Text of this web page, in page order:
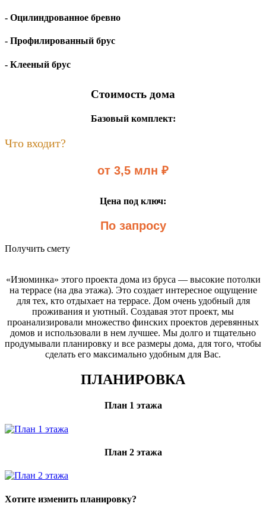
- Оцилиндрованное бревно
- Профилированный брус
- Клееный брус
Стоимость дома
Базовый комплект:
Что входит?
от 3,5 млн ₽
Цена под ключ:
По запросу
Получить смету
«Изюминка» этого проекта дома из бруса — высокие потолки
на террасе (на два этажа). Это создает интересное ощущение
для тех, кто отдыхает на террасе. Дом очень удобный для
проживания и уютный. Создавая этот проект, мы
проанализировали множество финских проектов деревянных
домов и использовали в нем лучшее. Мы долго и тщательно
продумывали планировку и все размеры дома, для того, чтобы
сделать его максимально удобным для Вас.
ПЛАНИРОВКА
План 1 этажа
План 2 этажа
Хотите изменить планировку?